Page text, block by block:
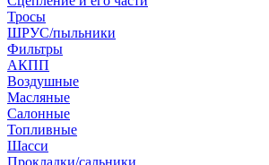
Тросы
ШРУС/пыльники
Фильтры
АКПП
Воздушные
Масляные
Салонные
Топливные
Шасси
Прокладки/сальники